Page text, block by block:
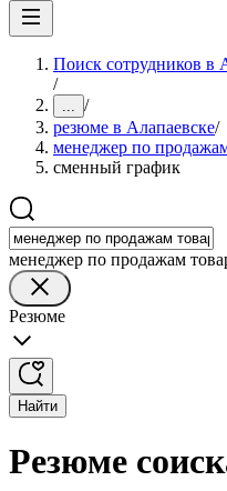
Поиск сотрудников в
/
... /
резюме в Алапаевске/
менеджер по
сменный график
менеджер по продажам
Резюме
Найти
Резюме